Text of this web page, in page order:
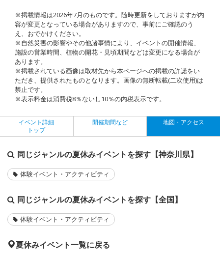
※掲載情報は2026年7月のものです。随時更新をしておりますが内
容が変更となっている場合がありますので、事前にご確認のう
え、おでかけください。
※自然災害の影響やその他諸事情により、イベントの開催情報、
施設の営業時間、植物の開花・見頃期間などは変更になる場合が
あります。
※掲載されている画像は取材先から本ページへの掲載の許諾をい
ただき、提供されたものとなります。画像の無断転載(二次使用)は
禁止です。
※表示料金は消費税8％ないし10％の内税表示です。
イベント詳細
トップ
開催期間など 地図・アクセス
同じジャンルの夏休みイベントを探す【神奈川県】
体験イベント・アクティビティ
同じジャンルの夏休みイベントを探す【全国】
体験イベント・アクティビティ
夏休みイベント一覧に戻る